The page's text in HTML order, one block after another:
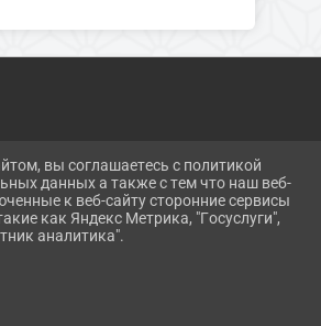
ПЕРСОНАЛЬНЫХ ДАННЫХ
вы соглашаетесь с политикой
данных а также с тем что наш веб-
к веб-сайту сторонние сервисы
как Яндекс Метрика, "Госуслуги",
аналитика".